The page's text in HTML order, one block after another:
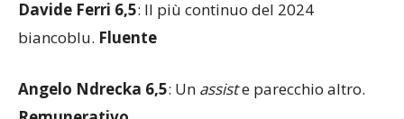
Davide Ferri 6,5: Il più continuo del 2024
biancoblu. Fluente
Angelo Ndrecka 6,5: Un assiste parecchio altro.